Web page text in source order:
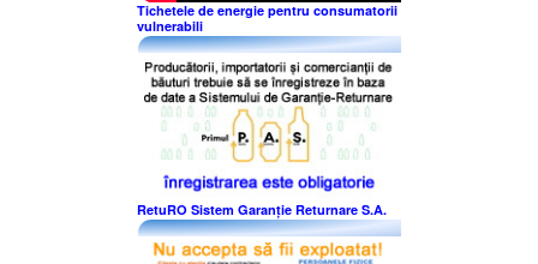
Tichetele de energie pentru consumatorii
vulnerabili
RetuRO Sistem Garanție Returnare S.A.